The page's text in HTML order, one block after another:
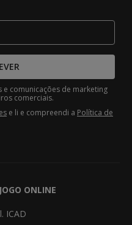
e comunicações de marketing
comerciais.
e li e compreendi a Política de
ONLINE
ICAD